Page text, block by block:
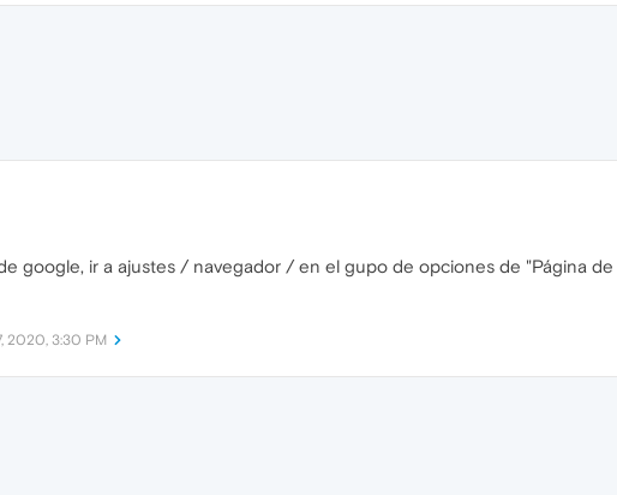
google, ir a ajustes / navegador / en el gupo de opciones de "Página
2020, 3:30 PM